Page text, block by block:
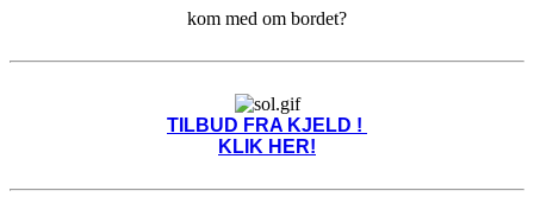
kom med om bordet?
TILBUD FRA KJELD !
KLIK HER!